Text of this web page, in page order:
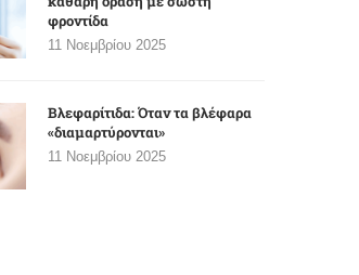
φροντίδα
11 Νοεμβρίου 2025
Βλεφαρίτιδα: Όταν τα βλέφαρα
«διαμαρτύρονται»
11 Νοεμβρίου 2025